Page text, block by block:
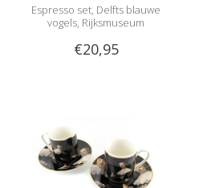
Espresso set, Delfts blauwe
vogels, Rijksmuseum
€20,95